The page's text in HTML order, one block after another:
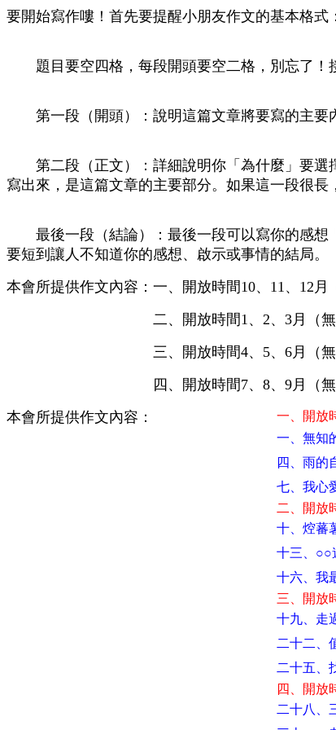
要開始寫作嘍！首先要提醒小朋友作文的基本格式：
題目要空四格，每段開頭要空二格，別忘了！
第一段（開頭）：說明這篇文章將要寫的主要
第二段（正文）：詳細說明你「為什麼」要選
寫出來，是這篇文章的主要部分。如果這一段很
最後一段（結論）：最後一段可以寫你的感想
要短到讓人不知道你的感想、啟示或事情的結局。
本會所提供作文內容：一、開放時間10、11、12月
二、開放時間1、2、3月（無限點
三、開放時間4、5、6月（無限點
四、開放時間7、8、9月（無限點
本會所提供作文內容：
一、開放
一、無知
四、雨的
七、我心
二、開放
十、焢蕃
十三、○○
十六、我
三、開放
十九、走
二十二、
二十五、
四、開放
二十八、